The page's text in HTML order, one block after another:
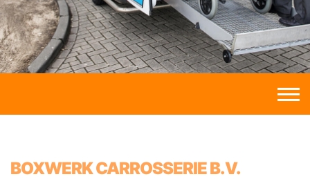
BOXWERK CARROSSERIE B.V.